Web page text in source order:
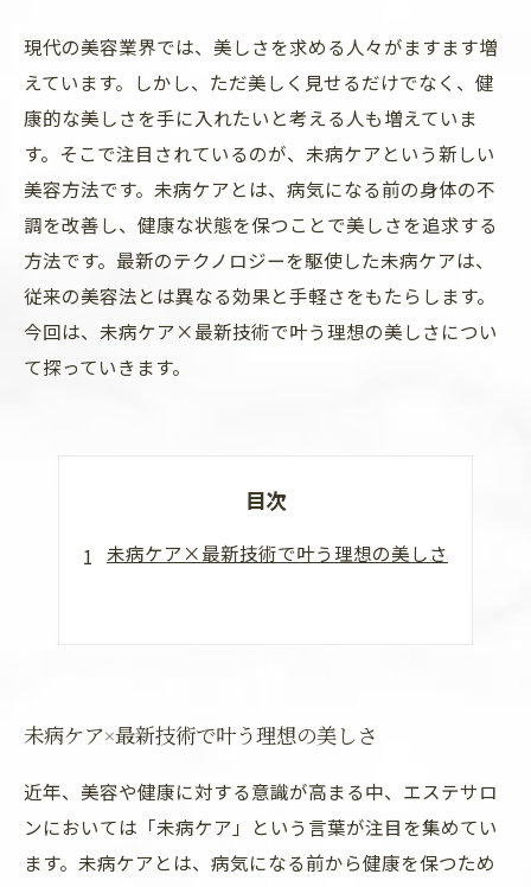
現代の美容業界では、美しさを求める人々がますます増
えています。しかし、ただ美しく見せるだけでなく、健
康的な美しさを手に入れたいと考える人も増えていま
す。そこで注目されているのが、未病ケアという新しい
美容方法です。未病ケアとは、病気になる前の身体の不
調を改善し、健康な状態を保つことで美しさを追求する
方法です。最新のテクノロジーを駆使した未病ケアは、
従来の美容法とは異なる効果と手軽さをもたらします。
今回は、未病ケア×最新技術で叶う理想の美しさについ
て探っていきます。
目次
未病ケア×最新技術で叶う理想の美しさ
未病ケア×最新技術で叶う理想の美しさ
近年、美容や健康に対する意識が高まる中、エステサロ
ンにおいては「未病ケア」という言葉が注目を集めてい
ます。未病ケアとは、病気になる前から健康を保つため